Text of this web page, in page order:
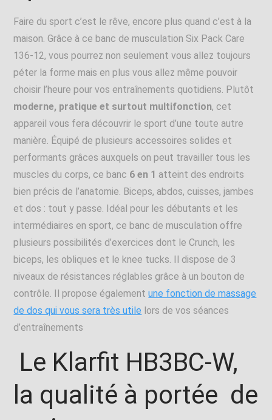
Faire du sport c’est le rêve, encore plus quand c’est à la
maison. Grâce à ce banc de musculation Six Pack Care
136-12, vous pourrez non seulement vous allez toujours
péter la forme mais en plus vous allez même pouvoir
choisir l’heure pour vos entraînements quotidiens. Plutôt
moderne, pratique et surtout multifonction, cet
appareil vous fera découvrir le sport d’une toute autre
manière. Équipé de plusieurs accessoires solides et
performants grâces auxquels on peut travailler tous les
muscles du corps, ce banc 6 en 1 atteint des endroits
bien précis de l’anatomie. Biceps, abdos, cuisses, jambes
et dos : tout y passe. Idéal pour les débutants et les
intermédiaires en sport, ce banc de musculation offre
plusieurs possibilités d’exercices dont le Crunch, les
biceps, les obliques et le knee tucks. Il dispose de 3
niveaux de résistances réglables grâce à un bouton de
contrôle. Il propose égalementune fonction de massage
de dos qui vous sera très utile lors de vos séances
d’entraînements
Le Klarfit HB3BC-W,
la qualité à portée de